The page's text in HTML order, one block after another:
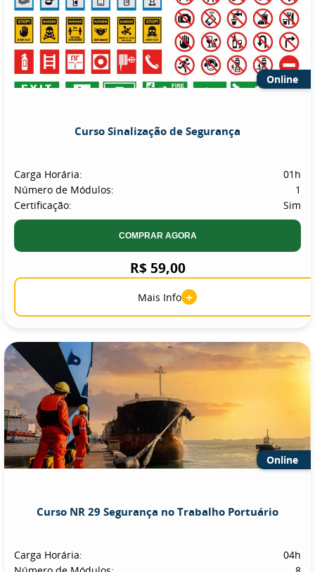
Online
Curso Sinalização de Segurança
Carga Horária:
01h
Número de Módulos:
1
Certificação:
Sim
COMPRAR AGORA
R$ 59,00
Mais Info +
Online
Curso NR 29 Segurança no Trabalho Portuário
Carga Horária:
04h